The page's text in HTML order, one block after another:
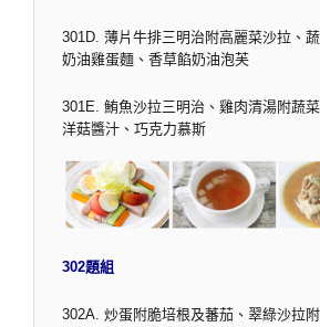
301D. 薄片牛排三明治附高麗菜沙拉、
奶油雞蛋麵、香草餡奶油泡芙
301E. 鮪魚沙拉三明治、雞肉清湯附蔬
洋菇醬汁、巧克力慕斯
302題組
302A. 炒蛋附脆培根及蕃茄、翠綠沙拉